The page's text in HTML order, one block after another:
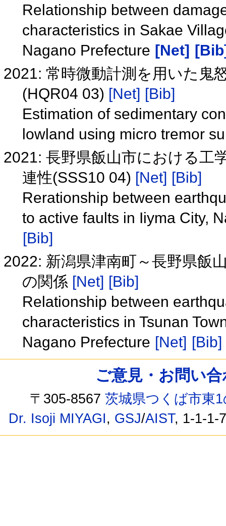
Relationship between
characteristics in Sakae
Nagano Prefecture [Net]
2021: 常時微動計測を用いた鬼
(HQR04 03) [Net] [Bib]
Estimation of sedimentary
lowland using micro tremor
2021: 長野県飯山市における工
連性(SSS10 04) [Net] [Bib]
Rerationship between
to active faults in Iiyma City,
[Bib]
2022: 新潟県津南町～長野県飯
の関係 [Net] [Bib]
Relationship between
characteristics in Tsunan
Nagano Prefecture [Net] [Bib]
ご意見・お問い
〒305-8567茨城県つくば市東
Dr. Isoji MIYAGI, GSJ/AIST, 1-1-1-